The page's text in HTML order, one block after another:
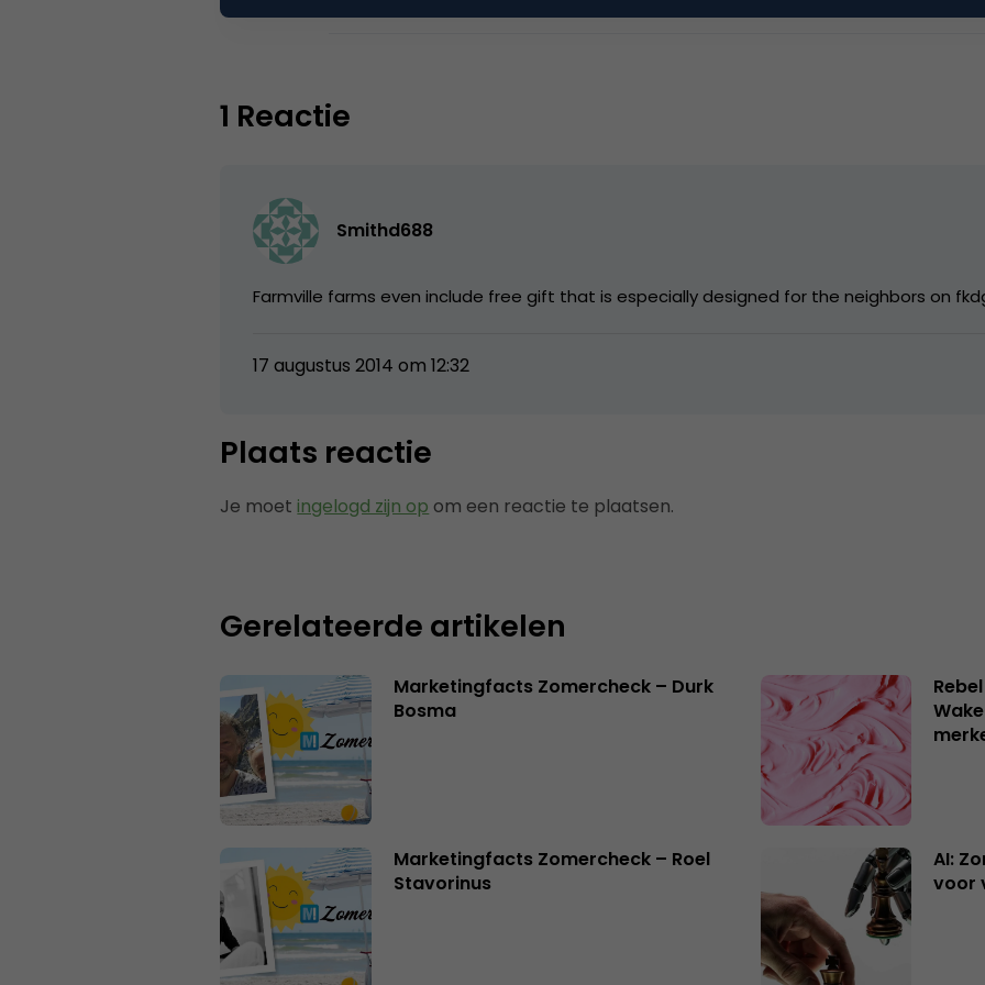
1 Reactie
Smithd688
Farmville farms even include free gift that is especially designed for the neighbors on
17 augustus 2014 om 12:32
Plaats reactie
Je moet ingelogd zijn op om een reactie te plaatsen.
Gerelateerde artikelen
Marketingfacts Zomercheck – Durk
Bosma
Marketingfacts Zomercheck – Roel
Stavorinus
AI:
voor